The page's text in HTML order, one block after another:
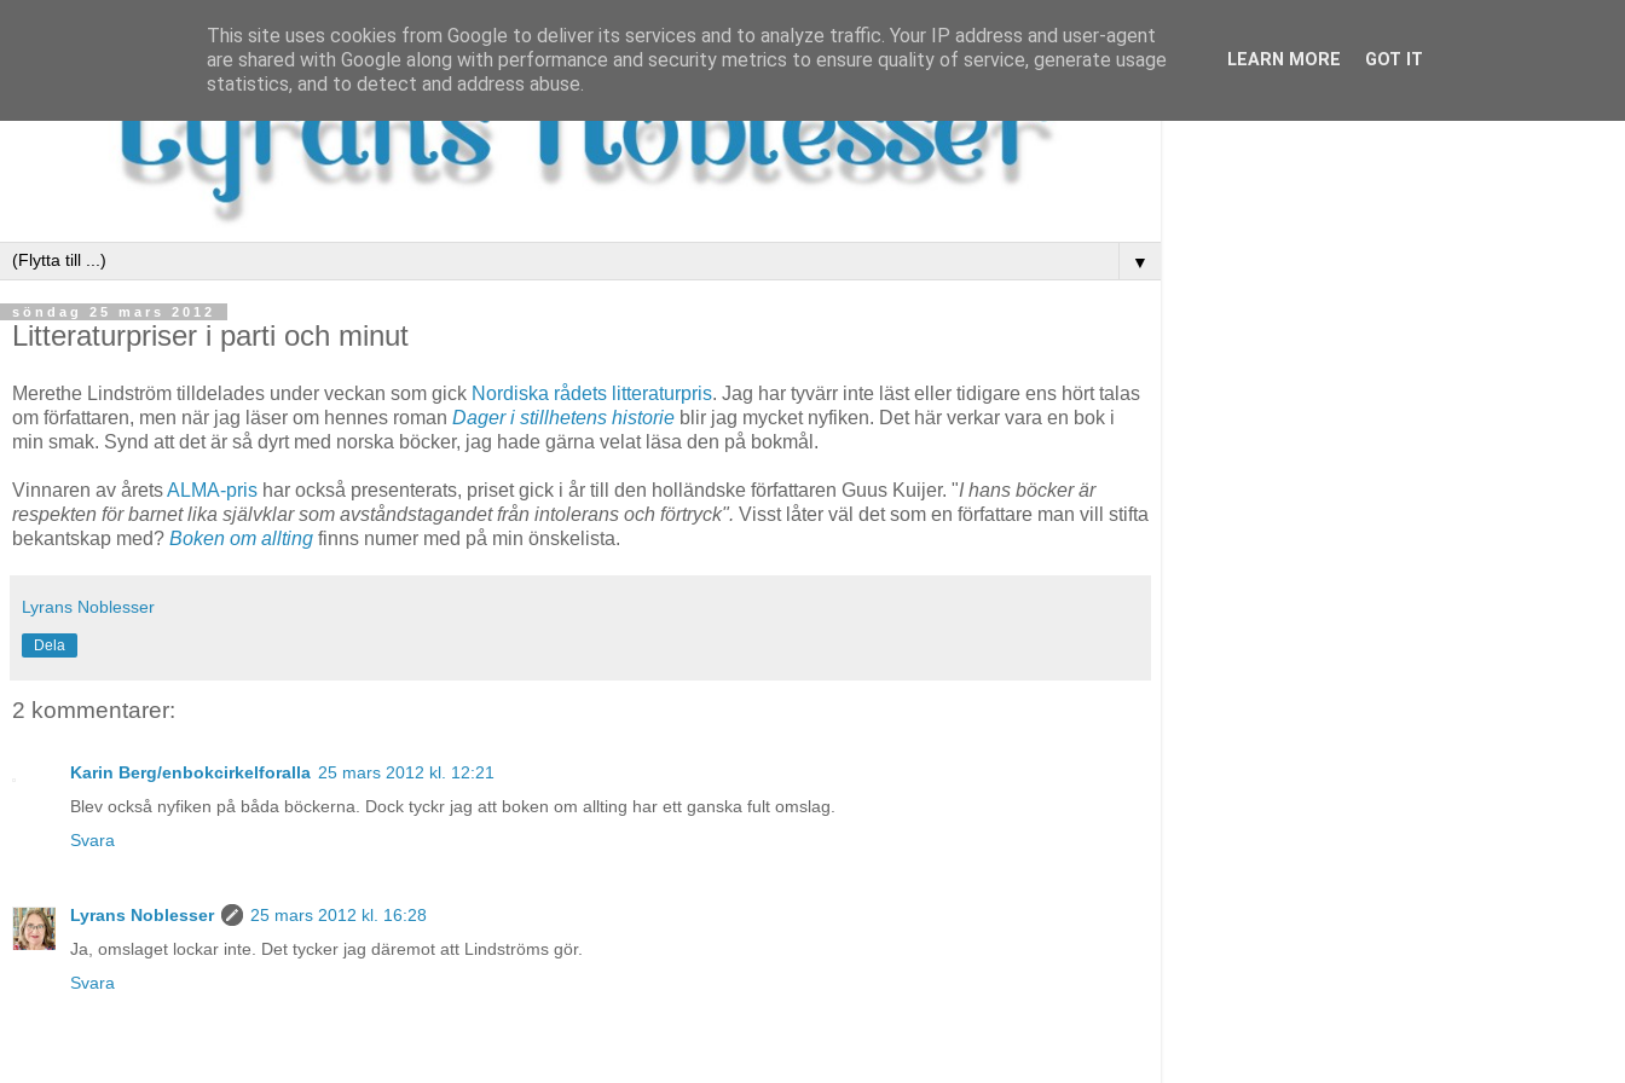
▼
söndag 25 mars 2012
Litteraturpriser i parti och minut
Merethe Lindström tilldelades under veckan som gick Nordiska rådets litteraturpris. Jag har tyvärr inte läst eller tidigare ens hört talas
om författaren, men när jag läser om hennes roman Dager i stillhetens historie blir jag mycket nyfiken. Det här verkar vara en bok i
min smak. Synd att det är så dyrt med norska böcker, jag hade gärna velat läsa den på bokmål.
Vinnaren av åretsALMA-pris har också presenterats, priset gick i år till den holländske författaren Guus Kuijer. "I hans böcker är
respekten för barnet lika självklar som avståndstagandet från intolerans och förtryck". Visst låter väl det som en författare man vill stifta
bekantskap med? Boken om allting finns numer med på min önskelista.
Lyrans Noblesser
Dela
2 kommentarer:
Karin Berg/enbokcirkelforalla 25 mars 2012 kl. 12:21
Blev också nyfiken på båda böckerna. Dock tyckr jag att boken om allting har ett ganska fult omslag.
Svara
Lyrans Noblesser
25 mars 2012 kl. 16:28
Ja, omslaget lockar inte. Det tycker jag däremot att Lindströms gör.
Svara
This site uses cookies from Google to deliver its services and to analyze traffic. Your IP address and user-agent
are shared with Google along with performance and security metrics to ensure quality of service, generate usage
statistics, and to detect and address abuse.
LEARN MORE GOT IT